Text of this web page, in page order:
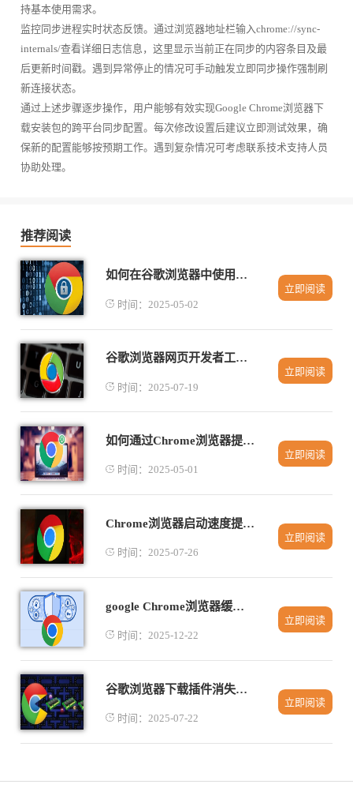
持基本使用需求。
监控同步进程实时状态反馈。通过浏览器地址栏输入chrome://sync-
internals/查看详细日志信息，这里显示当前正在同步的内容条目及最
后更新时间戳。遇到异常停止的情况可手动触发立即同步操作强制刷
新连接状态。
通过上述步骤逐步操作，用户能够有效实现Google Chrome浏览器下
载安装包的跨平台同步配置。每次修改设置后建议立即测试效果，确
保新的配置能够按预期工作。遇到复杂情况可考虑联系技术支持人员
协助处理。
推荐阅读
如何在谷歌浏览器中使用图形用户界面
时间：2025-05-02
立即阅读
谷歌浏览器网页开发者工具详细使用教程
时间：2025-07-19
立即阅读
如何通过Chrome浏览器提高网页显示效率
时间：2025-05-01
立即阅读
Chrome浏览器启动速度提升实操教程
时间：2025-07-26
立即阅读
google Chrome浏览器缓存清理与性能提升完整操作
时间：2025-12-22
立即阅读
谷歌浏览器下载插件消失的可能原因有哪些
时间：2025-07-22
立即阅读